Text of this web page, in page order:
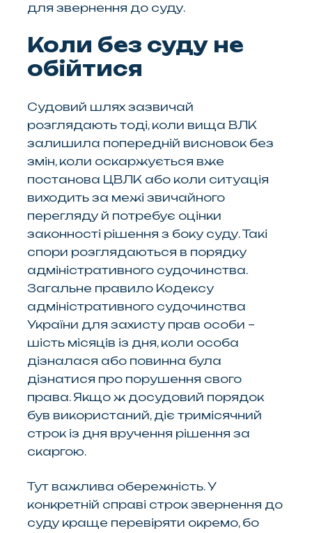
для звернення до суду.
Коли без суду не
обійтися
Судовий шлях зазвичай
розглядають тоді, коли вища ВЛК
залишила попередній висновок без
змін, коли оскаржується вже
постанова ЦВЛК або коли ситуація
виходить за межі звичайного
перегляду й потребує оцінки
законності рішення з боку суду. Такі
спори розглядаються в порядку
адміністративного судочинства.
Загальне правило Кодексу
адміністративного судочинства
України для захисту прав особи –
шість місяців із дня, коли особа
дізналася або повинна була
дізнатися про порушення свого
права. Якщо ж досудовий порядок
був використаний, діє тримісячний
строк із дня вручення рішення за
скаргою.
Тут важлива обережність. У
конкретній справі строк звернення до
суду краще перевіряти окремо, бо